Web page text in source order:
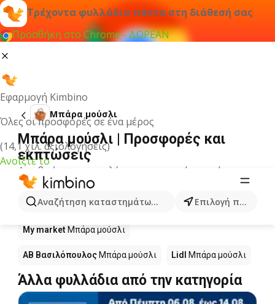
Τρέχοντα φυλλάδια πάντα στη διάθεσή σας
Προσθήκη στο Chrome - ΔΩΡΕΑΝ
Εφαρμογή Kimbino
Όλες οι προσφορές σε ένα μέρος
(14,1 χιλ. αξιολογήσεις)
Ανοίξτε το
Αναζήτηση καταστημάτων, κατηγοριών, προϊόντων...
Επιλογή πόλης
Μπάρα μούσλι
Μπάρα μούσλι | Προσφορές και
εκπτώσεις
Δεν βρήκαμε αποτελέσματα για αυτόν τον όρο.
Μπάρα μούσλι σε προσφορά - Πού
να αγοράσετε;
My market Μπάρα μούσλι
ΑΒ Βασιλόπουλος Μπάρα μούσλι Lidl Μπάρα μούσλι
Άλλα φυλλάδια από την κατηγορία